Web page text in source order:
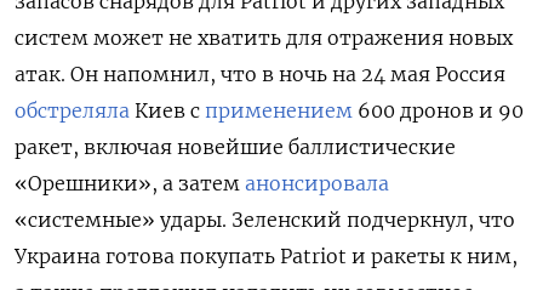
систем может не хватить для отражения новых
атак. Он напомнил, что в ночь на 24 мая Россия
обстреляла Киев с применением 600 дронов и 90
ракет, включая новейшие баллистические
«Орешники», а затем анонсировала
«системные» удары. Зеленский подчеркнул, что
Украина готова покупать Patriot и ракеты к ним,